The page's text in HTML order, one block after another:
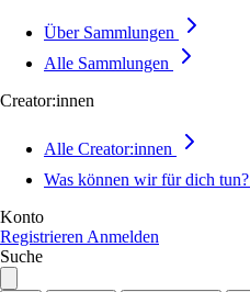
Über Sammlungen
Alle Sammlungen
Creator:innen
Alle Creator:innen
Was können wir für dich tun?
Konto
Registrieren Anmelden
Suche